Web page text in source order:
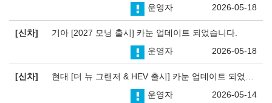
2026-05-18
운영자
신차
기아 [2027 모닝 출시] 카눈 업데이트 되었습니다.
2026-05-18
운영자
신차
2026-05-14
운영자